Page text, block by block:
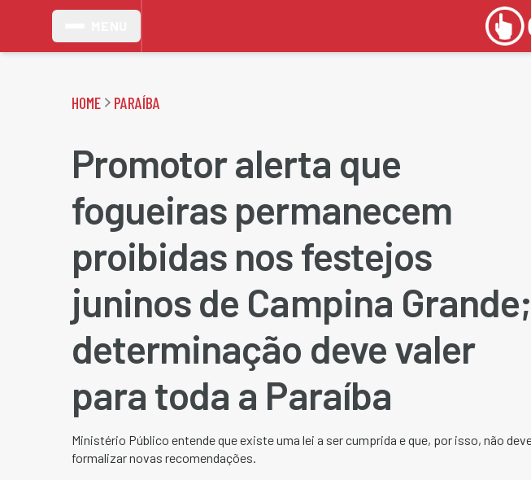
HOME PARAÍBA
Promotor alerta que
fogueiras permanecem
proibidas nos festejos
juninos de Campina Grande;
determinação deve valer
para toda a Paraíba
Ministério Público entende que existe uma lei a ser cumprida e que, por isso, não
formalizar novas recomendações.